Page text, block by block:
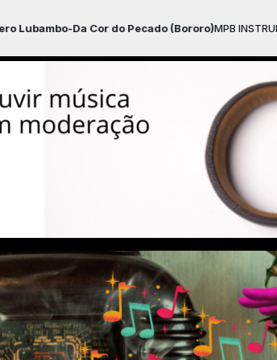
Cor do Pecado (Bororo)MPB INSTRUMENTAL com